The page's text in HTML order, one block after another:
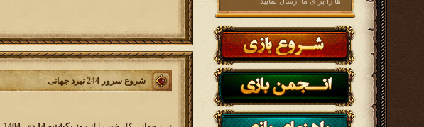
شروع سرور 244 نبرد جهانی